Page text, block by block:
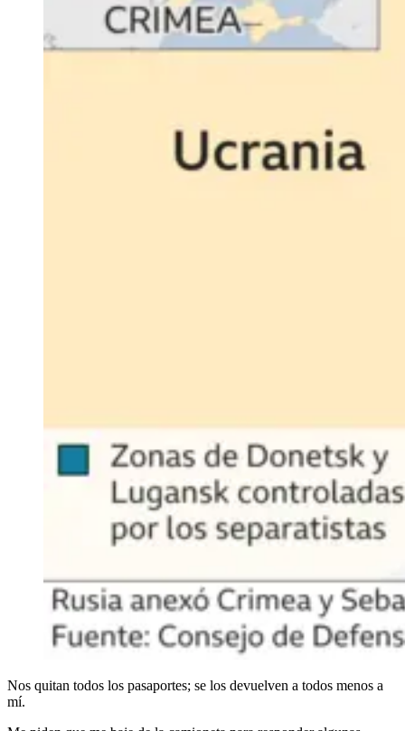
Nos quitan todos los pasaportes; se los devuelven a todos menos a
mí.